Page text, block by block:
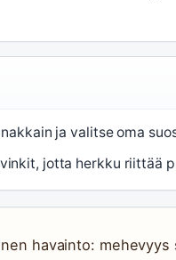
ja valitse oma
jotta herkku riittää
havainto: